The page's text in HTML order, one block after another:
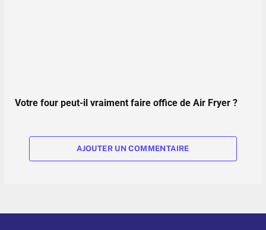
Votre four peut-il vraiment faire office de Air Fryer ?
AJOUTER UN COMMENTAIRE